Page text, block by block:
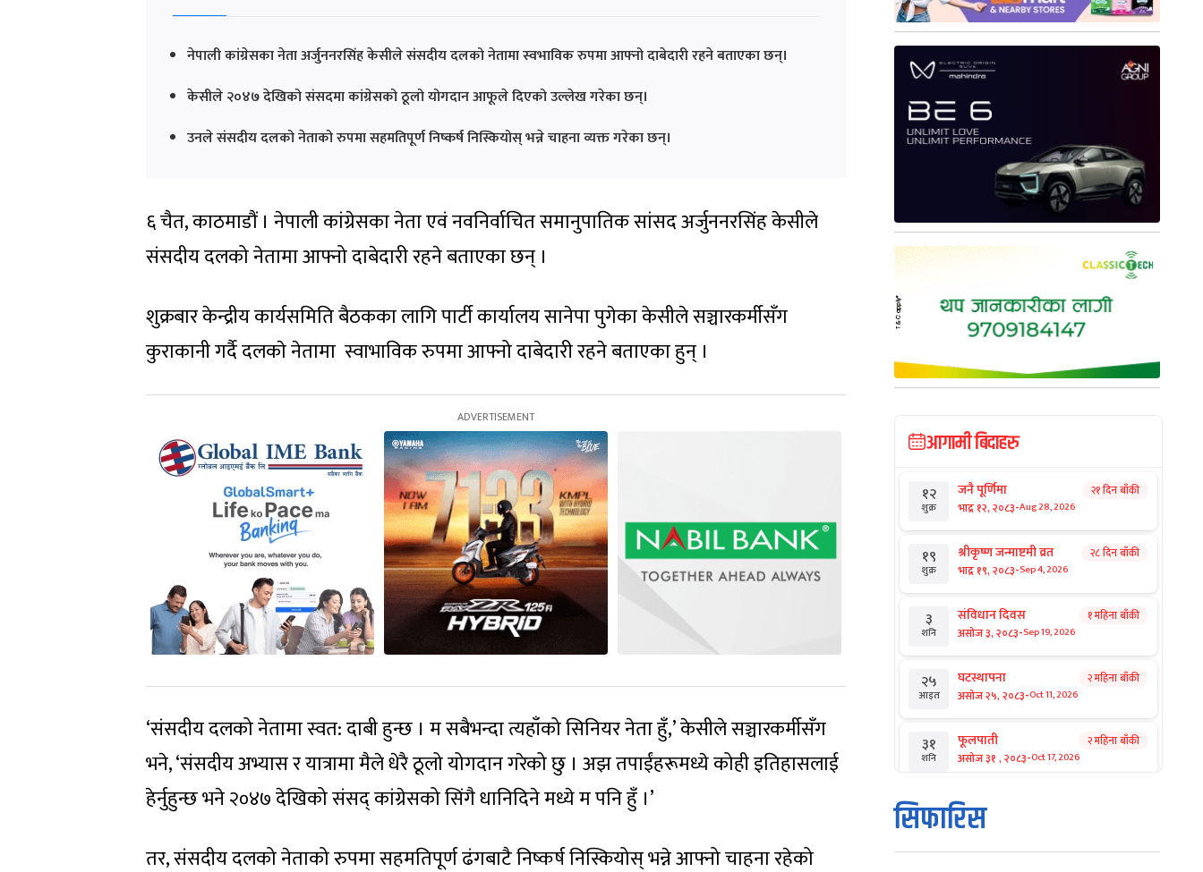
नेपाली कांग्रेसका नेता अर्जुननरसिंह केसीले संसदीय दलको नेतामा स्वभाविक रुपमा आफ्नो दाबेदारी रहने बताएका छन्।
केसीले २०४७ देखिको संसदमा कांग्रेसको ठूलो योगदान आफूले दिएको उल्लेख गरेका छन्।
उनले संसदीय दलको नेताको रुपमा सहमतिपूर्ण निष्कर्ष निस्कियोस् भन्ने चाहना व्यक्त गरेका छन्।
६ चैत, काठमाडौं । नेपाली कांग्रेसका नेता एवं नवनिर्वाचित समानुपातिक सांसद अर्जुननरसिंह केसीले
संसदीय दलको नेतामा आफ्नो दाबेदारी रहने बताएका छन् ।
शुक्रबार केन्द्रीय कार्यसमिति बैठकका लागि पार्टी कार्यालय सानेपा पुगेका केसीले सञ्चारकर्मीसँग
कुराकानी गर्दै दलकाे नेतामा स्वाभाविक रुपमा आफ्नो दाबेदारी रहने बताएका हुन् ।
‘संसदीय दलको नेतामा स्वत: दाबी हुन्छ । म सबैभन्दा त्यहाँको सिनियर नेता हुँ,’ केसीले सञ्चारकर्मीसँग
भने, ‘संसदीय अभ्यास र यात्रामा मैले धेरै ठूलो योगदान गरेको छु । अझ तपाईंहरूमध्ये कोही इतिहासलाई
हेर्नुहुन्छ भने २०४७ देखिको संसद् कांग्रेसको सिंगै धानिदिने मध्ये म पनि हुँ ।’
तर, संसदीय दलको नेताको रुपमा सहमतिपूर्ण ढंगबाटै निष्कर्ष निस्कियोस् भन्ने आफ्नो चाहना रहेको
आगामी बिदाहरु
१२
शुक्र
जनै पूर्णिमा
भाद्र १२, २०८३-Aug 28, 2026
२१ दिन बाँकी
१९
शुक्र
श्रीकृष्ण जन्माष्टमी व्रत
भाद्र १९, २०८३-Sep 4, 2026
२८ दिन बाँकी
३
शनि
संविधान दिवस
असोज ३, २०८३-Sep 19, 2026
१ महिना बाँकी
२५
आइत
घटस्थापना
असोज २५, २०८३-Oct 11, 2026
२ महिना बाँकी
३१
शनि
फूलपाती
असोज ३१ , २०८३-Oct 17, 2026
२ महिना बाँकी
१
आइत
कार्तिक सङ्क्रान्ति
कार्तिक १, २०८३
सिफारिस